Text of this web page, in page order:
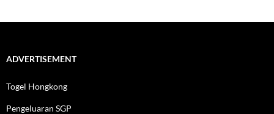
ADVERTISEMENT
Togel Hongkong
Pengeluaran SGP